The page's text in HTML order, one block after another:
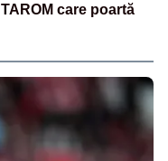
care poartă